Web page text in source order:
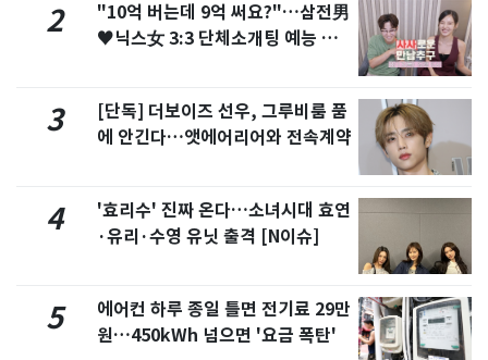
2
"10억 버는데 9억 써요?"…삼전男
♥닉스女 3:3 단체소개팅 예능 화
3
[단독] 더보이즈 선우, 그루비룸 품
에 안긴다…앳에어리어와 전속계약
4
'효리수' 진짜 온다…소녀시대 효연
·유리·수영 유닛 출격 [N이슈]
5
에어컨 하루 종일 틀면 전기료 29만
원…450kWh 넘으면 '요금 폭탄'